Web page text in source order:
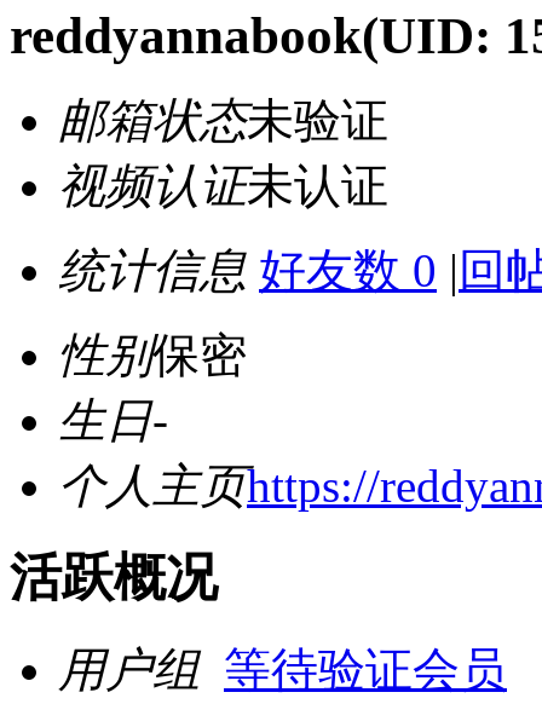
reddyannabook(UID:
邮箱状态未验证
视频认证未认证
统计信息 好友数 0 | 回
性别保密
生日-
个人主页https://
活跃概况
用户组 等待验证会员